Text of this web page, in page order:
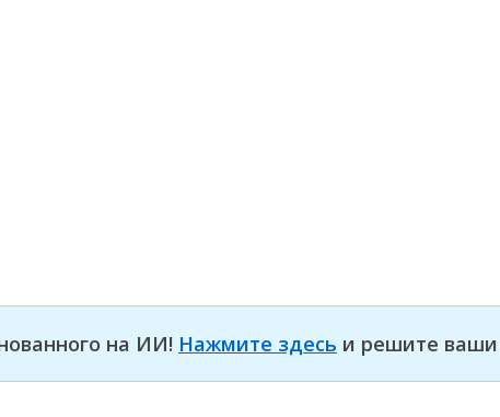
на ИИ! Нажмите здесь и решите ваши